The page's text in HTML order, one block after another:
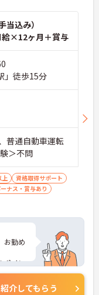
当込み）
給×12ヶ月＋賞与
」徒歩15分
普通自動車運転
＞不問
上
資格取得サポート
ナス・賞与あり
お勤め
ポイン
くださ
紹介してもらう